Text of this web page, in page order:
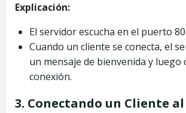
Explicación:
El servidor escucha en el puerto
Cuando un cliente se conecta, el
un mensaje de bienvenida y luego
conexión.
3. Conectando un Cliente